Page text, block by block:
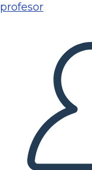
profesor